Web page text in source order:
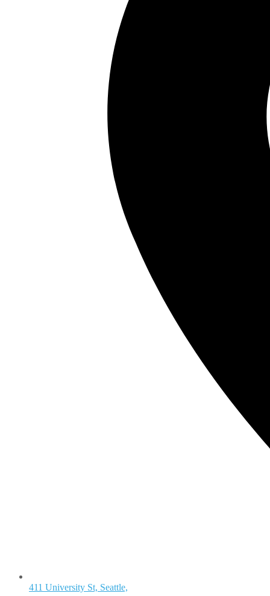
411 University St, Seattle,